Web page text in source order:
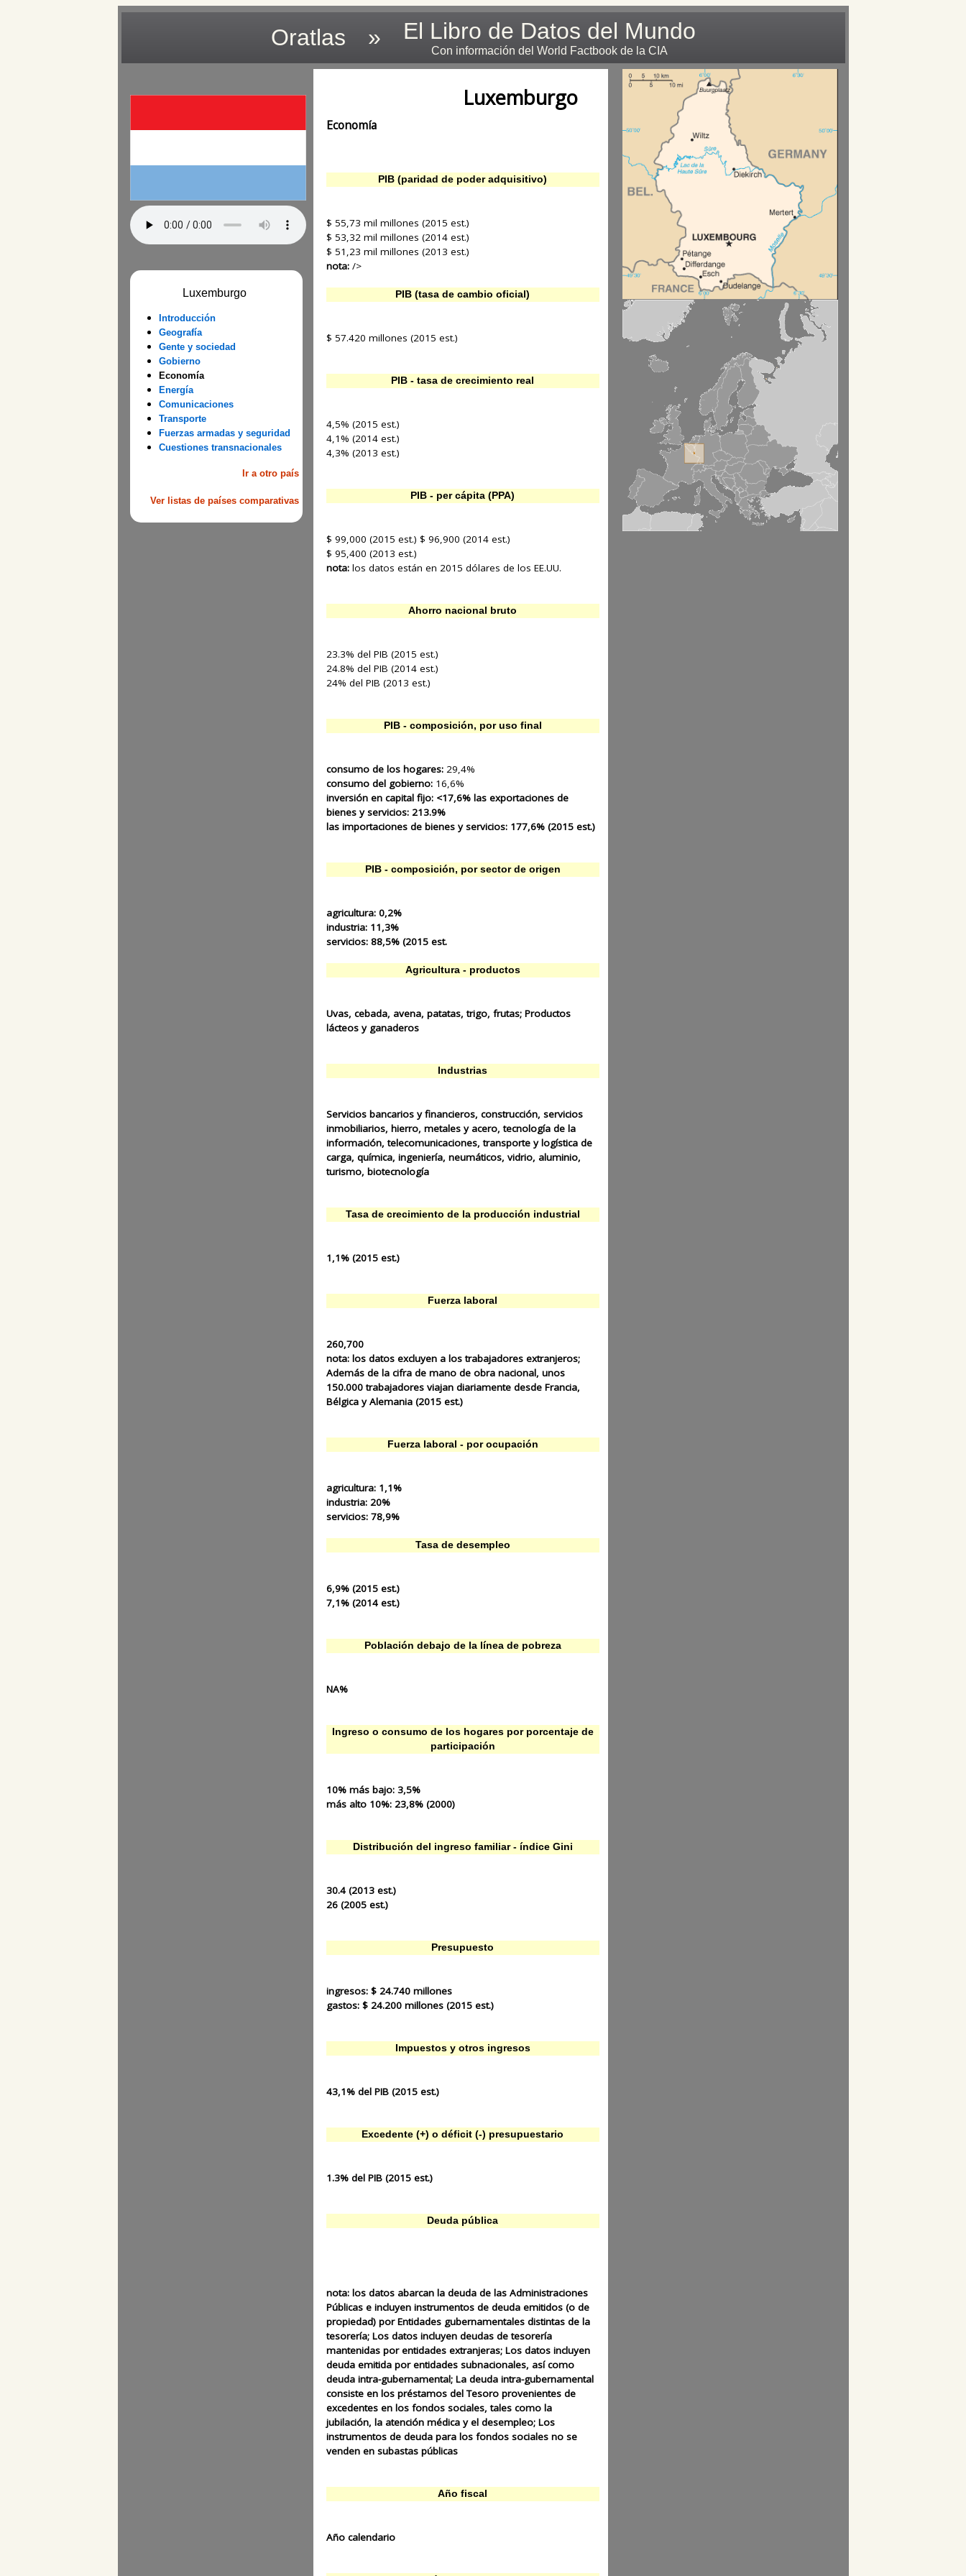
Oratlas » El Libro de Datos del Mundo
Con información del World Factbook de la CIA
Luxemburgo
Introducción
Geografía
Gente y sociedad
Gobierno
Economía
Energía
Comunicaciones
Transporte
Fuerzas armadas y seguridad
Cuestiones transnacionales
Ir a otro país
Ver listas de países comparativas
Luxemburgo
Economía
PIB (paridad de poder adquisitivo)
$ 55,73 mil millones (2015 est.)
$ 53,32 mil millones (2014 est.)
$ 51,23 mil millones (2013 est.)
nota: />
PIB (tasa de cambio oficial)
$ 57.420 millones (2015 est.)
PIB - tasa de crecimiento real
4,5% (2015 est.)
4,1% (2014 est.)
4,3% (2013 est.)
PIB - per cápita (PPA)
$ 99,000 (2015 est.) $ 96,900 (2014 est.)
$ 95,400 (2013 est.)
nota: los datos están en 2015 dólares de los EE.UU.
Ahorro nacional bruto
23.3% del PIB (2015 est.)
24.8% del PIB (2014 est.)
24% del PIB (2013 est.)
PIB - composición, por uso final
consumo de los hogares: 29,4%
consumo del gobierno: 16,6%
inversión en capital fijo: <17,6% las exportaciones de
bienes y servicios: 213.9%
las importaciones de bienes y servicios: 177,6% (2015 est.)
PIB - composición, por sector de origen
agricultura: 0,2%
industria: 11,3%
servicios: 88,5% (2015 est.
Agricultura - productos
Uvas, cebada, avena, patatas, trigo, frutas; Productos
lácteos y ganaderos
Industrias
Servicios bancarios y financieros, construcción, servicios
inmobiliarios, hierro, metales y acero, tecnología de la
información, telecomunicaciones, transporte y logística de
carga, química, ingeniería, neumáticos, vidrio, aluminio,
turismo, biotecnología
Tasa de crecimiento de la producción industrial
1,1% (2015 est.)
Fuerza laboral
260,700
nota: los datos excluyen a los trabajadores extranjeros;
Además de la cifra de mano de obra nacional, unos
150.000 trabajadores viajan diariamente desde Francia,
Bélgica y Alemania (2015 est.)
Fuerza laboral - por ocupación
agricultura: 1,1%
industria: 20%
servicios: 78,9%
Tasa de desempleo
6,9% (2015 est.)
7,1% (2014 est.)
Población debajo de la línea de pobreza
NA%
Ingreso o consumo de los hogares por porcentaje de
participación
10% más bajo: 3,5%
más alto 10%: 23,8% (2000)
Distribución del ingreso familiar - índice Gini
30.4 (2013 est.)
26 (2005 est.)
Presupuesto
ingresos: $ 24.740 millones
gastos: $ 24.200 millones (2015 est.)
Impuestos y otros ingresos
43,1% del PIB (2015 est.)
Excedente (+) o déficit (-) presupuestario
1.3% del PIB (2015 est.)
Deuda pública
nota: los datos abarcan la deuda de las Administraciones
Públicas e incluyen instrumentos de deuda emitidos (o de
propiedad) por Entidades gubernamentales distintas de la
tesorería; Los datos incluyen deudas de tesorería
mantenidas por entidades extranjeras; Los datos incluyen
deuda emitida por entidades subnacionales, así como
deuda intra-gubernamental; La deuda intra-gubernamental
consiste en los préstamos del Tesoro provenientes de
excedentes en los fondos sociales, tales como la
jubilación, la atención médica y el desempleo; Los
instrumentos de deuda para los fondos sociales no se
venden en subastas públicas
Año fiscal
Año calendario